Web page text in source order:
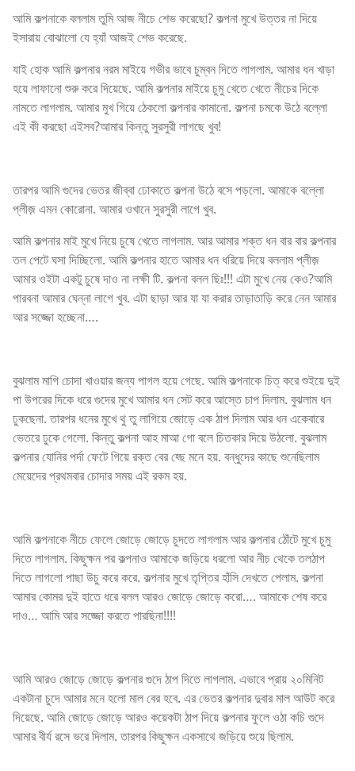
আমি কল্পনাকে বললাম তুমি আজ নীচে শেভ করেছো? কল্পনা মুখে উত্তর না দিয়ে
ইসারায় বোঝালো যে হ্যাঁ আজই শেভ করেছে.
যাই হোক আমি কল্পনার নরম মাইয়ে গভীর ভাবে চুম্বন দিতে লাগলাম. আমার ধন খাড়া
হয়ে লাফানো শুরু করে দিয়েছে. আমি কল্পনার মাইয়ে চুমু খেতে খেতে নীচের দিকে
নামতে লাগলাম. আমার মুখ গিয়ে ঠেকলো কল্পনার কামানো. কল্পনা চমকে উঠে বল্লো
এই কী করছো এইসব?আমার কিন্তু সুরসুরী লাগছে খুব!
তারপর আমি গুদের ভেতর জীব্বা ঢোকাতে কল্পনা উঠে বসে পড়লো. আমাকে বল্লো
প্লীজ় এমন কোরোনা. আমার ওখানে সুরসুরী লাগে খুব.
আমি কল্পনার মাই মুখে নিয়ে চুষে খেতে লাগলাম. আর আমার শক্ত ধন বার বার কল্পনার
তল পেটে ঘসা দিচ্ছিলো. আমি কল্পনার হাতে আমার ধন ধরিয়ে দিয়ে বললাম প্লীজ়
আমার ওইটা একটু চুষে দাও না লক্ষী টি. কল্পনা বলল ছিঃ!!! এটা মুখে নেয় কেও?আমি
পারবনা আমার ঘেন্না লাগে খুব. এটা ছাড়া আর যা যা করার তাড়াতাড়ি করে নেন আমার
আর সজ্জো হচ্ছেনা….
বুঝলাম মাগি চোদা খাওয়ার জন্য পাগল হয়ে গেছে. আমি কল্পনাকে চিত্ করে শুইয়ে দুই
পা উপরের দিকে ধরে গুদের মুখে আমার ধন সেট করে আস্তে চাপ দিলাম. বুঝলাম ধন
ঢুকছেনা. তারপর ধনের মুখে থু তু লাগিয়ে জোড়ে এক ঠাপ দিলাম আর ধন একেবারে
ভেতরে ঢুকে গেলো. কিন্তু কল্পনা আহ মাআ গো বলে চিতকার দিয়ে উঠলো. বুঝলাম
কল্পনার যোনির পর্দা ফেটে গিয়ে রক্ত বের হ্ছে মনে হয়. বন্ধুদের কাছে শুনেছিলাম
মেয়েদের প্রথমবার চোদার সময় এই রকম হয়.
আমি কল্পনাকে নীচে ফেলে জোড়ে জোড়ে চুদতে লাগলাম আর কল্পনার ঠোঁটে মুখে চুমু
দিতে লাগলাম. কিছুক্ষন পর কল্পনাও আমাকে জড়িয়ে ধরলো আর নীচ থেকে তলঠাপ
দিতে লাগলো পাছা উচু করে করে. কল্পনার মুখে তৃপ্তির হাঁসি দেখতে পেলাম. কল্পনা
আমার কোমর দুই হাতে ধরে বলল আরও জোড়ে জোড়ে করো…. আমাকে শেষ করে
দাও… আমি আর সজ্জো করতে পারছিনা!!!!
আমি আরও জোড়ে জোড়ে কল্পনার গুদে ঠাপ দিতে লাগলাম. এভাবে প্রায় ২০মিনিট
একটানা চুদে আমার মনে হলো মাল বের হবে. এর ভেতর কল্পনার দুবার মাল আউট করে
দিয়েছে. আমি জোড়ে জোড়ে আরও কয়েকটা ঠাপ দিয়ে কল্পনার ফুলে ওঠা কচি গুদে
আমার বীর্য রসে ভরে দিলাম. তারপর কিছুক্ষন একসাথে জড়িয়ে শুয়ে ছিলাম.